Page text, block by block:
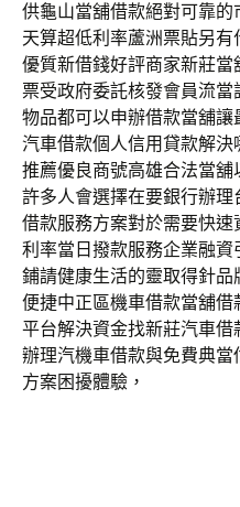
供龜山當舖借款絕對可靠
天算超低利率蘆洲票貼另
優質新借錢好評商家新莊
票受政府委託核發會員流
物品都可以申辦借款當舖
汽車借款個人信用貸款解
推薦優良商號高雄合法當
許多人會選擇在要銀行辦
借款服務方案對於需要快
利率當日撥款服務企業融
鋪請健康生活的靈取得針
便捷中正區機車借款當舖
平台解決資金找新莊汽車
辦理汽機車借款與免費典
方案困擾體驗，